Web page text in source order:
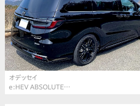
オデッセイ
e:HEV ABSOLUTE…